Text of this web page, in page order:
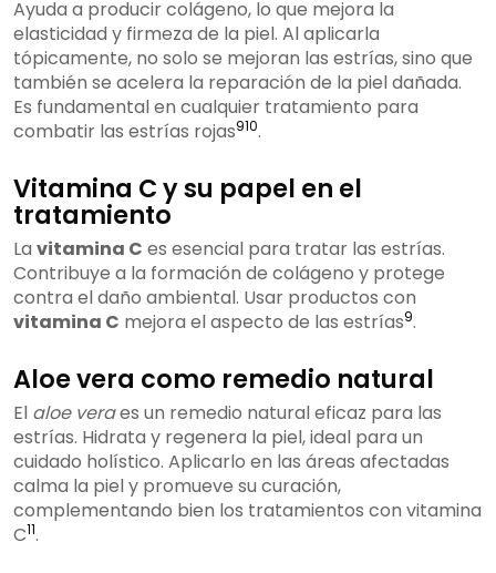
Ayuda a producir colágeno, lo que mejora la
elasticidad y firmeza de la piel. Al aplicarla
tópicamente, no solo se mejoran las estrías, sino que
también se acelera la reparación de la piel dañada.
Es fundamental en cualquier tratamiento para
combatir las estrías rojas910.
Vitamina C y su papel en el
tratamiento
La vitamina C es esencial para tratar las estrías.
Contribuye a la formación de colágeno y protege
contra el daño ambiental. Usar productos con
vitamina C mejora el aspecto de las estrías9.
Aloe vera como remedio natural
El aloe veraes un remedio natural eficaz para las
estrías. Hidrata y regenera la piel, ideal para un
cuidado holístico. Aplicarlo en las áreas afectadas
calma la piel y promueve su curación,
complementando bien los tratamientos con vitamina
C11.